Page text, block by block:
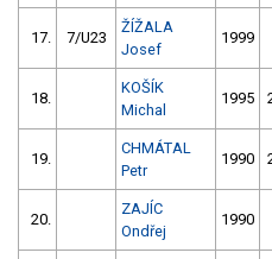
17. 7/U23
ŽÍŽALA
Josef
1999
18.
KOŠÍK
Michal
1995
19.
CHMÁTAL
Petr
1990
20.
ZAJÍC
Ondřej
1990